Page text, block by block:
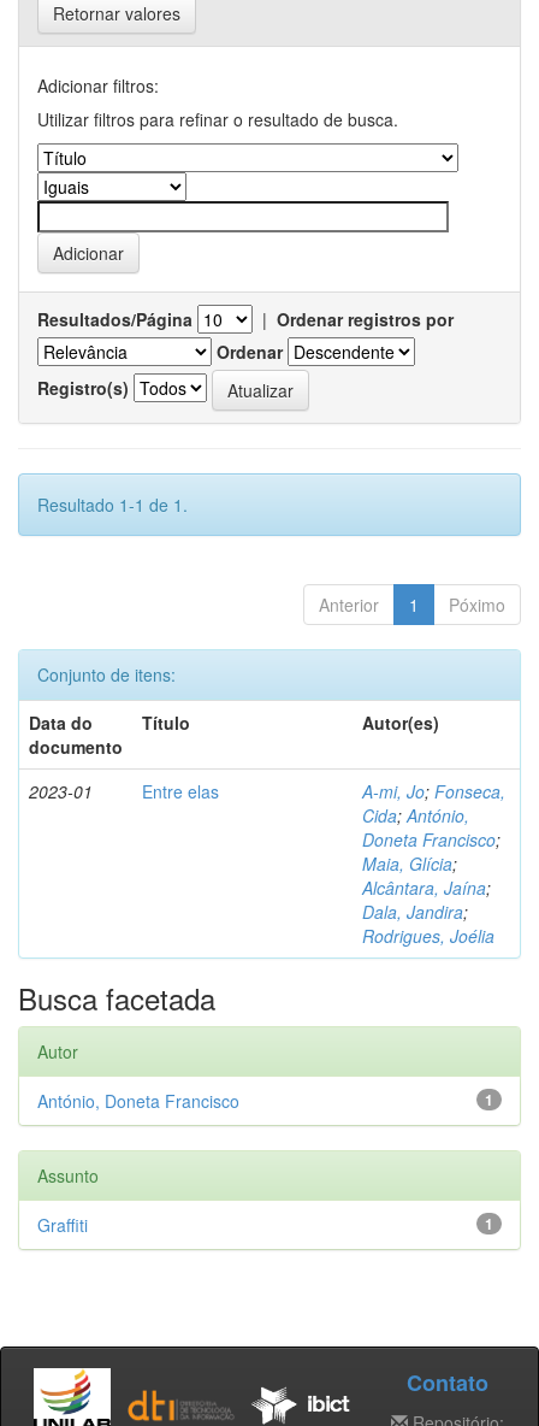
Retornar valores
Adicionar filtros:
Utilizar filtros para refinar o resultado de busca.
Resultados/Página | Ordenar registros por
Ordenar
Registro(s)
Resultado 1-1 de 1.
Anterior 1 Póximo
Conjunto de itens:
Data do
documento
Título Autor(es)
2023-01 Entre elas A-mi, Jo; Fonseca,
Cida;António,
Doneta Francisco;
Maia, Glícia;
Alcântara, Jaína;
Dala, Jandira;
Rodrigues, Joélia
Busca facetada
Autor
1
António, Doneta Francisco
Assunto
1
Graffiti
Contato